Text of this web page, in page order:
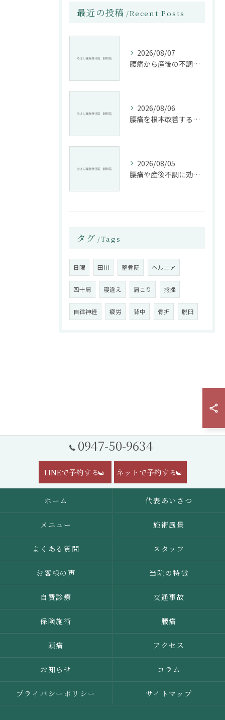
最近の投稿 Recent Posts
2026/08/07
腰痛から産後の不調まで整骨院で根本改善する方法
2026/08/06
腰痛を根本改善する整骨院の施術とアドバイスの重要性
2026/08/05
腰痛や産後不調に効く整骨院の施術と姿勢改善法
タグ Tags
日曜 田川 整骨院 ヘルニア
四十肩 寝違え 肩こり 捻挫
自律神経 疲労 背中 骨折 脱臼
0947-50-9634
LINEで予約する ネットで予約する
ホーム 代表あいさつ
メニュー 施術風景
よくある質問 スタッフ
お客様の声 当院の特徴
自費診療 交通事故
保険施術 腰痛
頭痛 アクセス
お知らせ コラム
プライバシーポリシー サイトマップ